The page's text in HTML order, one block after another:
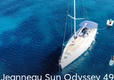
Jeanneau Sun Odyssey 49